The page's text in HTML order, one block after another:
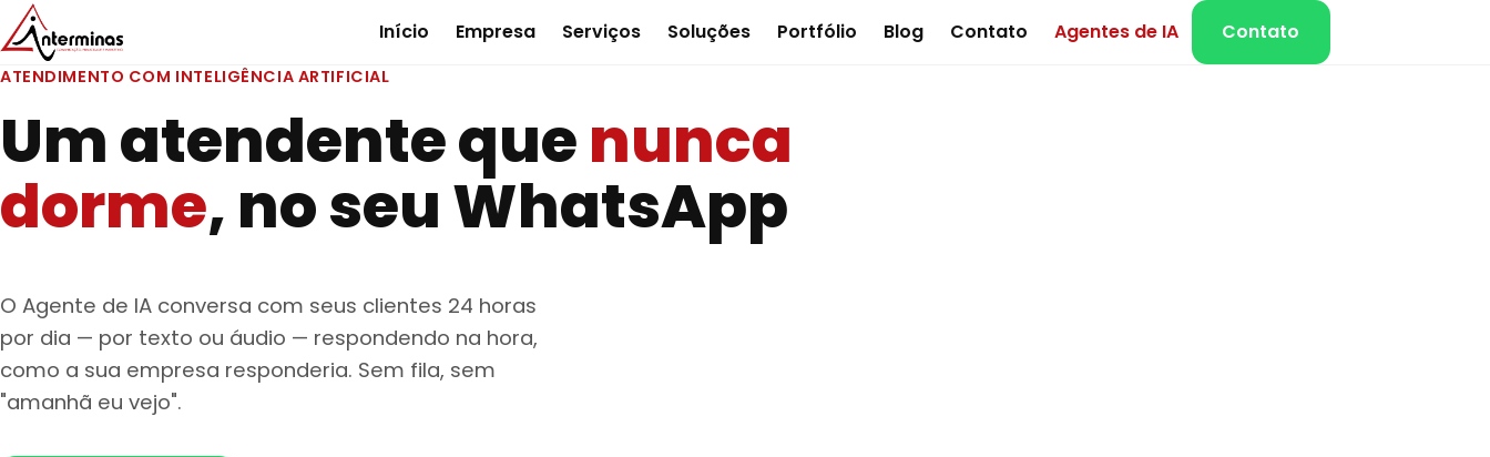
Início Empresa Serviços Soluções Portfólio Blog Contato Agentes de IA Contato
ATENDIMENTO COM INTELIGÊNCIA ARTIFICIAL
Um atendente quenunca
dorme, no seu WhatsApp
O Agente de IA conversa com seus clientes 24 horas
por dia — por texto ou áudio — respondendo na hora,
como a sua empresa responderia. Sem fila, sem
"amanhã eu vejo".